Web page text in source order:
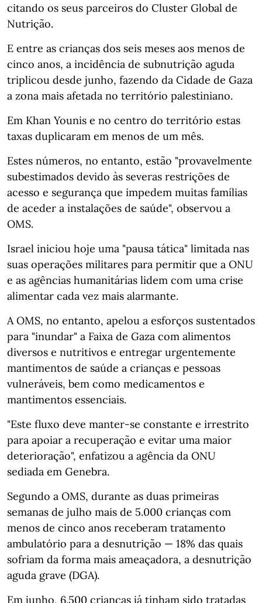
citando os seus parceiros do Cluster Global de
Nutrição.
E entre as crianças dos seis meses aos menos de
cinco anos, a incidência de subnutrição aguda
triplicou desde junho, fazendo da Cidade de Gaza
a zona mais afetada no território palestiniano.
Em Khan Younis e no centro do território estas
taxas duplicaram em menos de um mês.
Estes números, no entanto, estão "provavelmente
subestimados devido às severas restrições de
acesso e segurança que impedem muitas famílias
de aceder a instalações de saúde", observou a
OMS.
Israel iniciou hoje uma "pausa tática" limitada nas
suas operações militares para permitir que a ONU
e as agências humanitárias lidem com uma crise
alimentar cada vez mais alarmante.
A OMS, no entanto, apelou a esforços sustentados
para "inundar" a Faixa de Gaza com alimentos
diversos e nutritivos e entregar urgentemente
mantimentos de saúde a crianças e pessoas
vulneráveis, bem como medicamentos e
mantimentos essenciais.
"Este fluxo deve manter-se constante e irrestrito
para apoiar a recuperação e evitar uma maior
deterioração", enfatizou a agência da ONU
sediada em Genebra.
Segundo a OMS, durante as duas primeiras
semanas de julho mais de 5.000 crianças com
menos de cinco anos receberam tratamento
ambulatório para a desnutrição — 18% das quais
sofriam da forma mais ameaçadora, a desnutrição
aguda grave (DGA).
Em junho, 6.500 crianças já tinham sido tratadas